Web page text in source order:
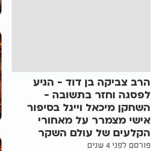
הרב צביקה בן דוד - הגיע
לפסגה וחזר בתשובה -
השחקן מיכאל וייגל בסיפור
אישי מצמרר על מאחורי
הקלעים של עולם השקר
פורסם לפני 4 שנים